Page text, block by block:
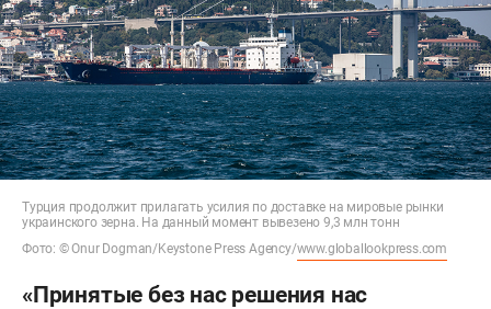
Турция продолжит прилагать усилия по доставке на мировые рынки
украинского зерна. На данный момент вывезено 9,3 млн тонн
Фото: © Onur Dogman/Keystone Press Agency/www.globallookpress.com
«Принятые без нас решения нас